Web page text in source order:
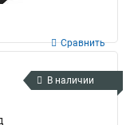
Сравнить
В наличии